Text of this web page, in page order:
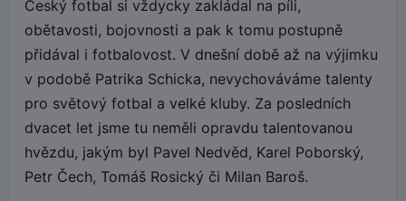
Český fotbal si vždycky zakládal na píli,
obětavosti, bojovnosti a pak k tomu postupně
přidával i fotbalovost. V dnešní době až na výjimku
v podobě Patrika Schicka, nevychováváme talenty
pro světový fotbal a velké kluby. Za posledních
dvacet let jsme tu neměli opravdu talentovanou
hvězdu, jakým byl Pavel Nedvěd, Karel Poborský,
Petr Čech, Tomáš Rosický či Milan Baroš.